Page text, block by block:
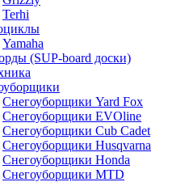
Terhi
Yamaha
(SUP-board доски)
Снегоуборщики Yard Fox
Снегоуборщики EVOline
Снегоуборщики Cub Cadet
Снегоуборщики Husqvarna
Снегоуборщики Honda
Снегоуборщики MTD